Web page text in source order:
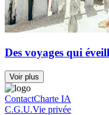
Des voyages qui
Voir plus
ContactCharte IA
C.G.U.Vie privée